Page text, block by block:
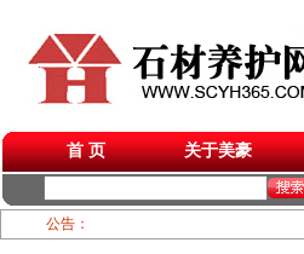
首 页 关于美豪
公告：